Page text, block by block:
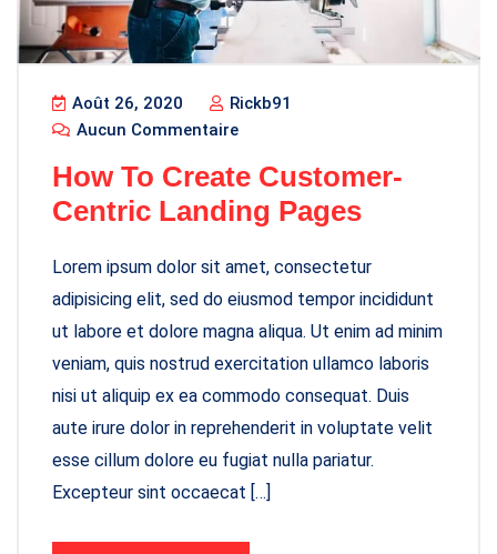
Août 26, 2020
Rickb91
Aucun Commentaire
How To Create Customer-
Centric Landing Pages
Lorem ipsum dolor sit amet, consectetur
adipisicing elit, sed do eiusmod tempor incididunt
ut labore et dolore magna aliqua. Ut enim ad minim
veniam, quis nostrud exercitation ullamco laboris
nisi ut aliquip ex ea commodo consequat. Duis
aute irure dolor in reprehenderit in voluptate velit
esse cillum dolore eu fugiat nulla pariatur.
Excepteur sint occaecat […]